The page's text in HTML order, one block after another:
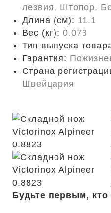
лезвия, Штопор,
Длина (cм): 11.1
Вес (кг): 0.073
Тип выпуска
Гарантия:
Страна
Швейцария
Будьте первым, кто